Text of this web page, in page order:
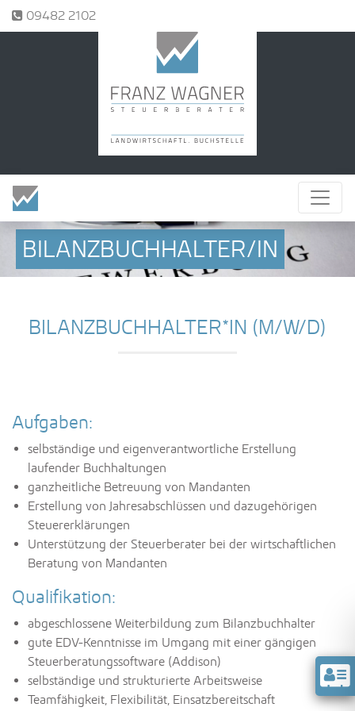
Tel.:09482 2102
BILANZBUCHHALTER/IN
BILANZBUCHHALTER*IN (M/W/D)
Aufgaben:
selbständige und eigenverantwortliche Erstellung
laufender Buchhaltungen
ganzheitliche Betreuung von Mandanten
Erstellung von Jahresabschlüssen und dazugehörigen
Steuererklärungen
Unterstützung der Steuerberater bei der wirtschaftlichen
Beratung von Mandanten
Qualifikation:
abgeschlossene Weiterbildung zum Bilanzbuchhalter
gute EDV-Kenntnisse im Umgang mit einer gängigen
Steuerberatungssoftware (Addison)
selbständige und strukturierte Arbeitsweise
Teamfähigkeit, Flexibilität, Einsatzbereitschaft